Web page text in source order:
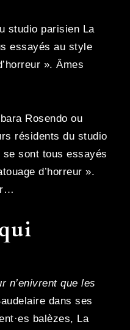
studio parisien La
essayés au style
». Âmes
Rosendo ou
résidents du studio
se sont tous essayés
d’horreur ».
n’enivrent que les
dans ses
balèzes, La